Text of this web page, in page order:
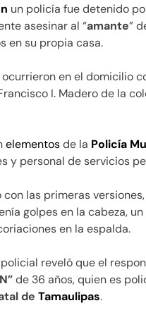
un policía fue detenido
asesinar al “amante”
en su propia casa.
en el domicilio
I. Madero de la
elementosde la Policía
y personal de servicios
con las primeras
golpes en la cabeza,
en la espalda.
reveló que el
de 36 años, quien es
de Tamaulipas.